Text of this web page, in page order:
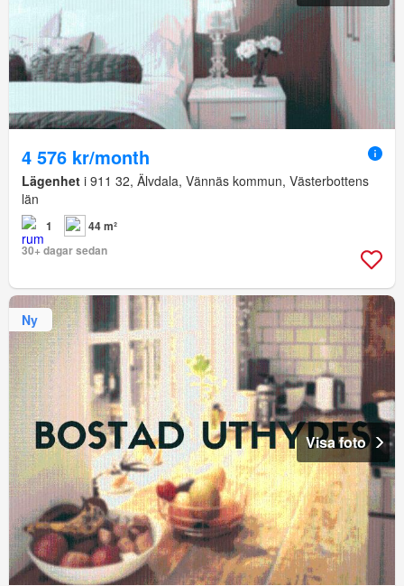
4 576 kr/month
Lägenhet i 911 32, Älvdala, Vännäs kommun, Västerbottens
län
1
44 m²
30+ dagar sedan
Ny
Visa foto